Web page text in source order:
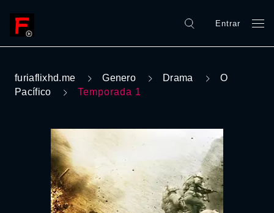
Entrar
furiaflixhd.me Genero Drama
O
Pacífico
Temporada 1